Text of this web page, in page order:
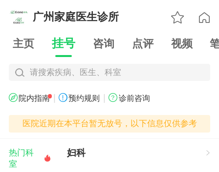
广州家庭医生诊所  
主页 挂号 咨询 点评 视频
请搜索疾病、医生、科室
 院内指南 预约规则 诊前咨询
医院近期在本平台暂无放号，以下信息仅供参考
热门科
室

妇科 